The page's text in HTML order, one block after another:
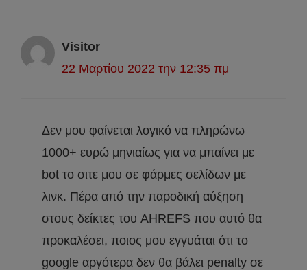
Visitor
22 Μαρτίου 2022 την 12:35 πμ
Δεν μου φαίνεται λογικό να πληρώνω
1000+ ευρώ μηνιαίως για να μπαίνει με
bot το σιτε μου σε φάρμες σελίδων με
λινκ. Πέρα από την παροδική αύξηση
στους δείκτες του AHREFS που αυτό θα
προκαλέσει, ποιος μου εγγυάται ότι το
google αργότερα δεν θα βάλει penalty σε